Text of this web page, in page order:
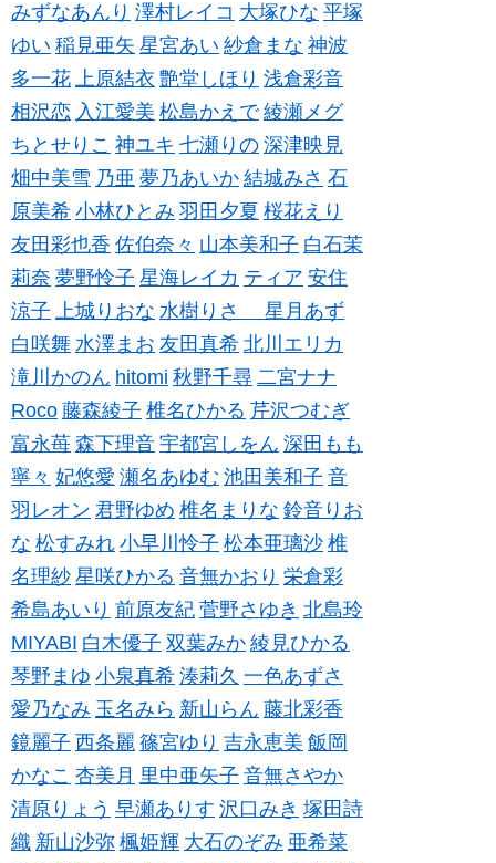
みずなあんり 澤村レイコ 大塚ひな 平塚
ゆい 稲見亜矢 星宮あい 紗倉まな 神波
多一花 上原結衣 艶堂しほり 浅倉彩音
相沢恋 入江愛美 松島かえで 綾瀬メグ
ちとせりこ 神ユキ 七瀬りの 深津映見
畑中美雪 乃亜 夢乃あいか 結城みさ 石
原美希 小林ひとみ 羽田夕夏 桜花えり
友田彩也香 佐伯奈々 山本美和子 白石茉
莉奈 夢野怜子 星海レイカ ティア 安住
涼子 上城りおな 水樹りさ 星月あず
白咲舞 水澤まお 友田真希 北川エリカ
滝川かのん hitomi 秋野千尋 二宮ナナ
Roco 藤森綾子 椎名ひかる 芹沢つむぎ
富永苺 森下理音 宇都宮しをん 深田もも
寧々 妃悠愛 瀬名あゆむ 池田美和子 音
羽レオン 君野ゆめ 椎名まりな 鈴音りお
な 松すみれ 小早川怜子 松本亜璃沙 椎
名理紗 星咲ひかる 音無かおり 栄倉彩
希島あいり 前原友紀 菅野さゆき 北島玲
MIYABI 白木優子 双葉みか 綾見ひかる
琴野まゆ 小泉真希 湊莉久 一色あずさ
愛乃なみ 玉名みら 新山らん 藤北彩香
鏡麗子 西条麗 篠宮ゆり 吉永恵美 飯岡
かなこ 杏美月 里中亜矢子 音無さやか
清原りょう 早瀬ありす 沢口みき 塚田詩
織 新山沙弥 楓姫輝 大石のぞみ 亜希菜